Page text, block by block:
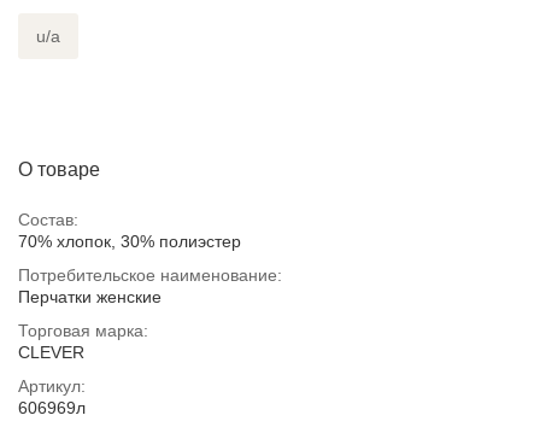
u/a
О товаре
Состав:
70% хлопок, 30% полиэстер
Потребительское наименование:
Перчатки женские
Торговая марка:
CLEVER
Артикул:
606969л